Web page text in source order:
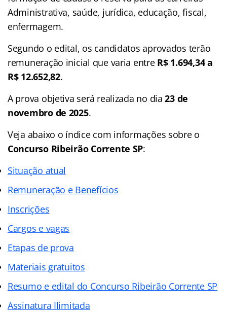
Administrativa, saúde, jurídica, educação, fiscal,
enfermagem.
Segundo o edital, os candidatos aprovados terão
remuneração inicial que varia entre R$ 1.694,34 a
R$ 12.652,82.
A prova objetiva será realizada no dia23 de
novembro de 2025.
Veja abaixo o índicecom informações sobre o
Concurso Ribeirão Corrente SP:
Situação atual
Remuneração e Benefícios
Inscrições
Cargos e vagas
Etapas de prova
Materiais gratuitos
Resumo e edital do Concurso Ribeirão Corrente SP
Assinatura Ilimitada